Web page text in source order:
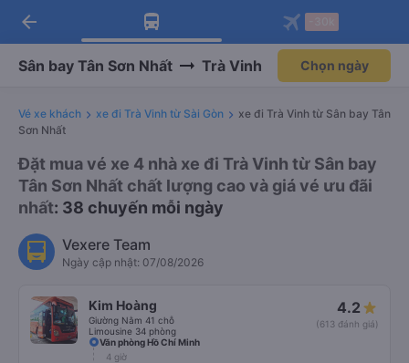
Tải app Vexere ngay!
Nhận ưu đãi thành viên độc
Mở app
Tải app Vexere
-30k/ghế khi đặt vé máy bay qua
Mở app
arrow_back
Sân bay Tân Sơn Nhất Trà Vinh Chọn ngày
Vé xe khách xe đi Trà Vinh từ Sài Gòn
xe đi Trà Vinh từ Sân bay Tân
Sơn Nhất
Đặt mua vé xe 4 nhà xe đi Trà Vinh từ Sân bay
Tân Sơn Nhất chất lượng cao và giá vé ưu đãi
nhất: 38 chuyến mỗi ngày
Vexere Team
Ngày cập nhật: 07/08/2026
Kim Hoàng
Giường Nằm 41 chỗ
Limousine 34 phòng
4.2
(613 đánh giá)
Văn phòng Hồ Chí Minh
4 giờ